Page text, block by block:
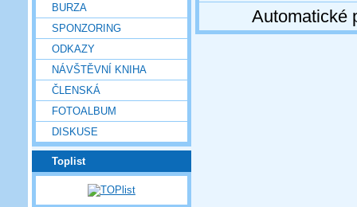
BURZA
SPONZORING
ODKAZY
NÁVŠTĚVNÍ KNIHA
ČLENSKÁ
FOTOALBUM
DISKUSE
Toplist
Automatické